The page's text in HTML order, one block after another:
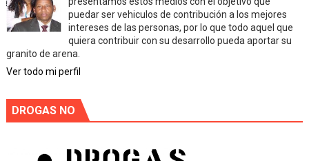
puedar ser vehiculos de contribución a los mejores
intereses de las personas, por lo que todo aquel que
quiera contribuir con su desarrollo pueda aportar su
granito de arena.
Ver todo mi perfil
DROGAS NO